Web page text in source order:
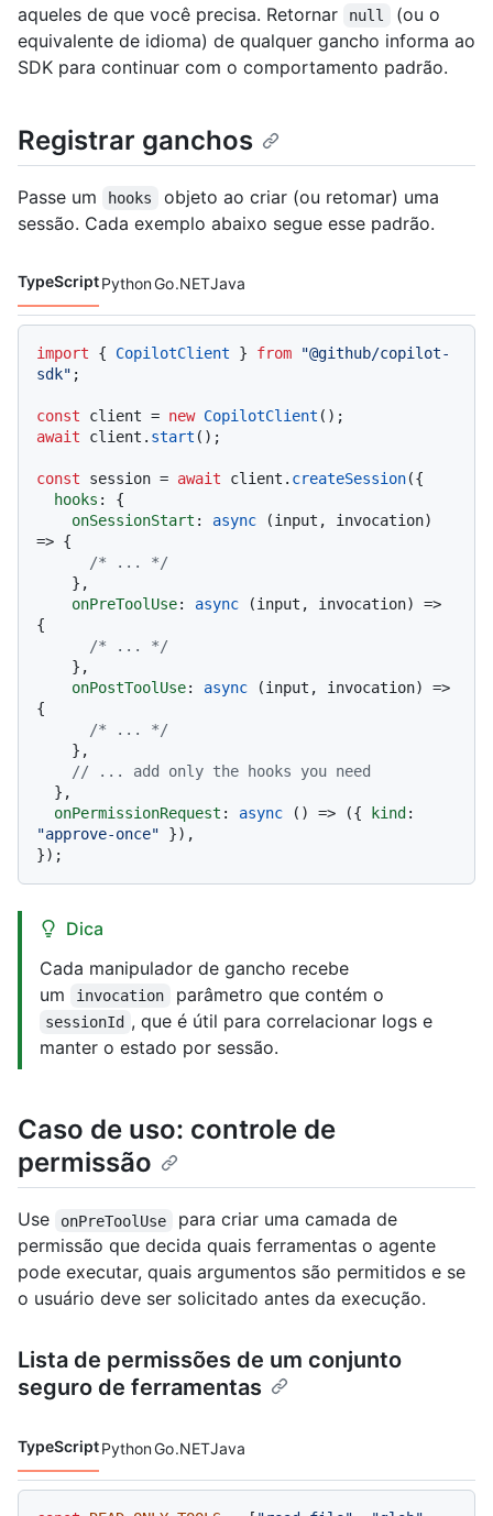
aqueles de que você precisa. Retornar
null
(ou o
equivalente de idioma) de qualquer gancho informa ao
SDK para continuar com o comportamento padrão.
Registrar ganchos
Passe um hooks
objeto ao criar (ou retomar) uma
sessão. Cada exemplo abaixo segue esse padrão.
Idiomas de código navigation
TypeScriptPythonGo.NETJava
import { CopilotClient } from
"@github/copilot-
sdk" ;
const client = new CopilotClient
await client. start ();
const session = await client. createSession({
hooks : {
onSessionStart : async (input, invocation)
=> {
/* ... */
onPreToolUse: async (input, invocation) =>
{
/* ... */
onPostToolUse: async (input, invocation) =>
{
/* ... */
// ... add only the hooks you need
onPermissionRequest : async () => ({ kind
"approve-once" }),
Dica
Cada manipulador de gancho recebe
um
invocation parâmetro que contém o
sessionId , que é útil para correlacionar logs e
manter o estado por sessão.
Caso de uso: controle de
permissão
Use onPreToolUse
para criar uma camada de
permissão que decida quais ferramentas o agente
pode executar, quais argumentos são permitidos e se
o usuário deve ser solicitado antes da execução.
Lista de permissões de um conjunto
seguro de ferramentas
Idiomas de código navigation
TypeScriptPythonGo.NETJava